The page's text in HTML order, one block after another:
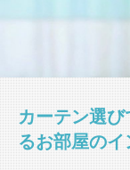
カーテン選
るお部屋の